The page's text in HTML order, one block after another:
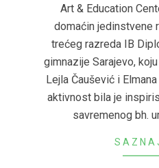
Art & Education
domaćin jedinstvene
trećeg razreda IB
gimnazije Sarajevo,
Lejla Čaušević i
aktivnost bila je
savremenog bh.